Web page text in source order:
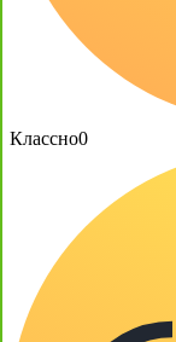
Классно0